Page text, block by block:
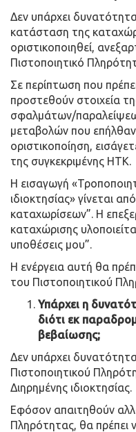
Δεν υπάρχει
κατάσταση της
οριστικοποιηθεί,
Πιστοποιητικό
Σε περίπτωση που
προστεθούν στοιχεία
σφαλμάτων/
μεταβολών που
οριστικοποίηση,
της συγκεκριμένης ΗΤΚ.
Η εισαγωγή
ιδιοκτησίας» γίνεται
καταχωρίσεων”. Η
καταχώρισης
υποθέσεις μου”.
Η ενέργεια αυτή θα
του Πιστοποιητικού
Υπάρχει η
διότι εκ
βεβαίωσης;
Δεν υπάρχει
Πιστοποιητικού
Διηρημένης ιδιοκτησίας.
Εφόσον απαιτηθούν
Πληρότητας, θα πρέπει